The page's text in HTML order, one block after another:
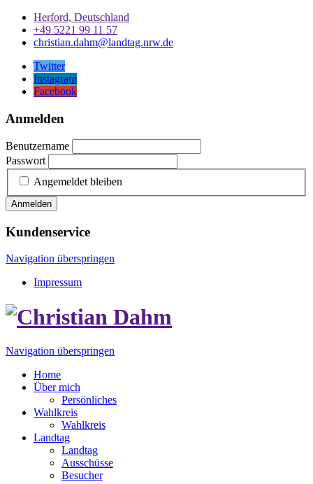
Herford, Deutschland
+49 5221 99 11 57
christian.dahm@landtag.nrw.de
Twitter
Instagram
Facebook
Anmelden
Benutzername
Passwort
Angemeldet bleiben
Anmelden
Kundenservice
Navigation überspringen
Impressum
Navigation überspringen
Home
Über mich
Persönliches
Wahlkreis
Wahlkreis
Landtag
Landtag
Ausschüsse
Besucher